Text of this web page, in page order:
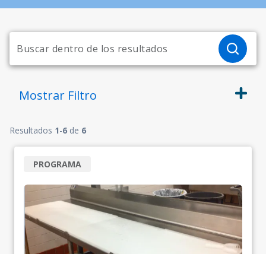
Mostrar Filtro
Resultados 1-6 de 6
PROGRAMA